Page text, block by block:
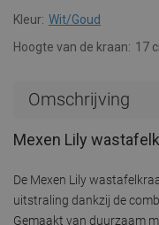
Kleur: Wit/Goud
Hoogte van de kraan: 17
Omschrijving
Mexen Lily
De Mexen Lily
uitstraling dankzij de
Gemaakt van duurzaam